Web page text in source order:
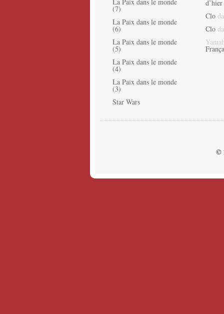
(7)
La Paix dans le monde
(6)
La Paix dans le monde
(5)
La Paix dans le monde
(4)
La Paix dans le monde
(3)
Star Wars
d’hier
Clo
Clo
©